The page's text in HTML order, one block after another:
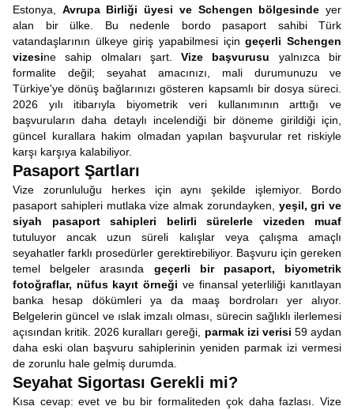
Estonya, Avrupa Birliği üyesi ve Schengen bölgesinde yer
alan bir ülke. Bu nedenle bordo pasaport sahibi Türk
vatandaşlarının ülkeye giriş yapabilmesi içingeçerli Schengen
vizesine sahip olmaları şart.Vize başvurusu yalnızca bir
formalite değil; seyahat amacınızı, mali durumunuzu ve
Türkiye'ye dönüş bağlarınızı gösteren kapsamlı bir dosya süreci.
2026 yılı itibarıyla biyometrik veri kullanımının arttığı ve
başvuruların daha detaylı incelendiği bir döneme girildiği için,
güncel kurallara hakim olmadan yapılan başvurular ret riskiyle
karşı karşıya kalabiliyor.
Pasaport Şartları
Vize zorunluluğu herkes için aynı şekilde işlemiyor. Bordo
pasaport sahipleri mutlaka vize almak zorundayken, yeşil, gri ve
siyah pasaport sahipleri belirli sürelerle vizeden muaf
tutuluyor ancak uzun süreli kalışlar veya çalışma amaçlı
seyahatler farklı prosedürler gerektirebiliyor. Başvuru için gereken
temel belgeler arasında geçerli bir pasaport, biyometrik
fotoğraflar, nüfus kayıt örneği ve finansal yeterliliği kanıtlayan
banka hesap dökümleri ya da maaş bordroları yer alıyor.
Belgelerin güncel ve ıslak imzalı olması, sürecin sağlıklı ilerlemesi
açısından kritik. 2026 kuralları gereği, parmak izi verisi 59 aydan
daha eski olan başvuru sahiplerinin yeniden parmak izi vermesi
de zorunlu hale gelmiş durumda.
Seyahat Sigortası Gerekli mi?
Kısa cevap: evet ve bu bir formaliteden çok daha fazlası. Vize